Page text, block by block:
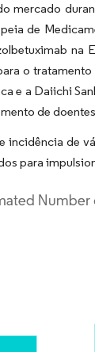
mercado
de
na
o
e a Daiichi
de
incidência de
para